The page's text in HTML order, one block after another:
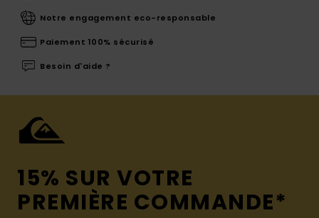
Notre engagement eco-responsable
Paiement 100% sécurisé
Besoin d'aide ?
15% SUR VOTRE
PREMIÈRE COMMANDE*